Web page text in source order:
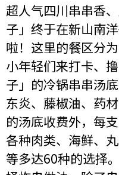
超人气四川串串香
子」终于在新山南
啦！这里的餐区分
小年轻们来打卡、
子」的冷锅串串汤
东炎、藤椒油、药
的汤底收费外，每
各种肉类、海鲜、
等多达60种的选择